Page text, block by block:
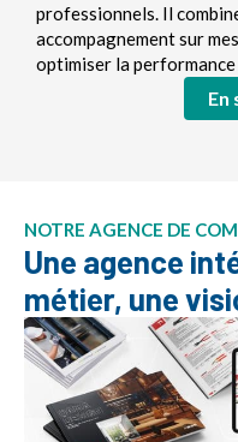
professionnels. Il
accompagnement sur
optimiser la
En
NOTRE AGENCE DE
Une agence
métier, une